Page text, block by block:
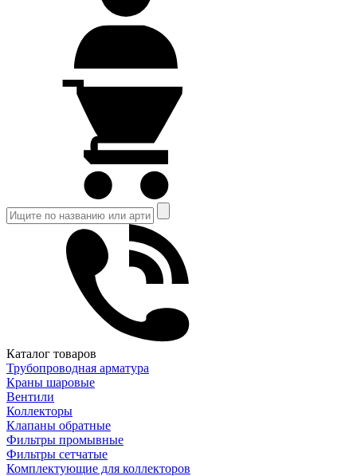
Каталог товаров
Трубопроводная арматура
Краны шаровые
Вентили
Коллекторы
Клапаны обратные
Фильтры промывные
Фильтры сетчатые
Комплектующие для коллекторов